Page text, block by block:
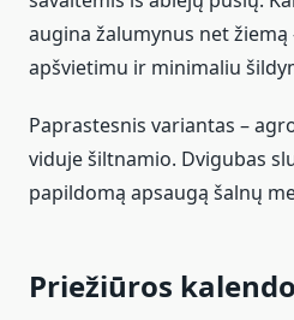
augina žalumynus net
apšvietimu ir minimaliu
Paprastesnis variantas –
viduje šiltnamio. Dvigubas
papildomą apsaugą šalnų
Priežiūros